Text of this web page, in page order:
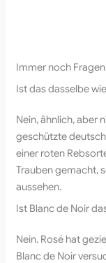
Immer noch
Ist das dasselbe
Nein, ähnlich, aber
geschützte
einer roten
Trauben gemacht,
aussehen.
Ist Blanc de Noir
Nein. Rosé hat
Blanc de Noir